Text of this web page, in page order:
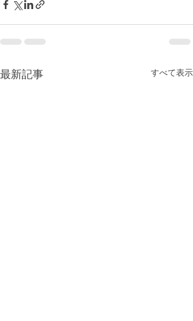
最新記事 すべて表示